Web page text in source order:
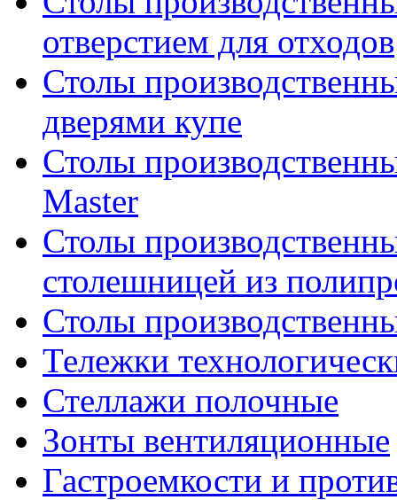
отверстием для отходов
Столы
дверями купе
Столы
Master
Столы
столешницей из
Столы
Тележки
Стеллажи полочные
Зонты вентиляционные
Гастроемкости и